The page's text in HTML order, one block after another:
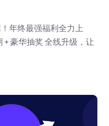
年终最强福利全力上
+ 豪华抽奖 全线升级，让